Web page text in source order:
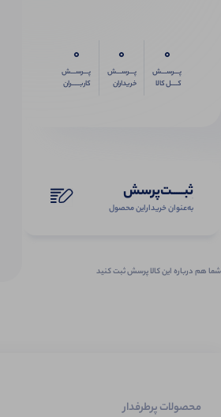
0
پـــرســـش
کــــل کالا
0
پـــرســـش
خریداران
0
پـــرســـش
کاربـــــران
ثبـــــت‌پرسش
به‌عنوان ‌خریدار‌این‌ محصول
شما هم درباره این کالا پرسش ثبت کنید
محصولات پرطرفدار